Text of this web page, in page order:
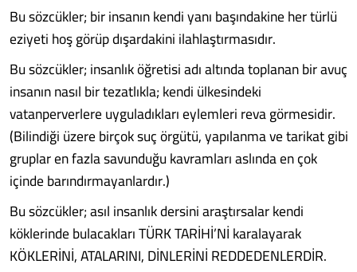
Bu sözcükler; bir insanın kendi yanı başındakine her türlü
eziyeti hoş görüp dışardakini ilahlaştırmasıdır.
Bu sözcükler; insanlık öğretisi adı altında toplanan bir avuç
insanın nasıl bir tezatlıkla; kendi ülkesindeki
vatanperverlere uyguladıkları eylemleri reva görmesidir.
(Bilindiği üzere birçok suç örgütü, yapılanma ve tarikat gibi
gruplar en fazla savunduğu kavramları aslında en çok
içinde barındırmayanlardır.)
Bu sözcükler; asıl insanlık dersini araştırsalar kendi
köklerinde bulacakları TÜRK TARİHİ’Nİ karalayarak
KÖKLERİNİ, ATALARINI, DİNLERİNİ REDDEDENLERDİR.